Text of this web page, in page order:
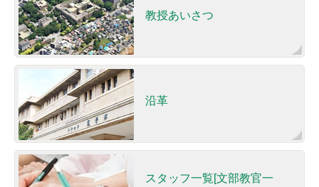
教授あいさつ
沿革
スタッフ一覧[文部教官一